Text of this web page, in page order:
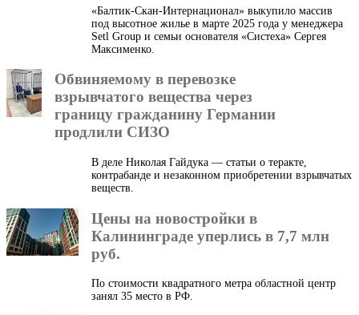
«Балтик-Скан-Интернационал» выкупило массив
под высотное жилье в марте 2025 года у менеджера
Setl Group и семьи основателя «Систеха» Сергея
Максименко.
Обвиняемому в перевозке
взрывчатого вещества через
границу гражданину Германии
продлили СИЗО
В деле Николая Гайдука — статьи о теракте,
контрабанде и незаконном приобретении взрывчатых
веществ.
Цены на новостройки в
Калининграде уперлись в 7,7 млн
руб.
По стоимости квадратного метра областной центр
занял 35 место в РФ.